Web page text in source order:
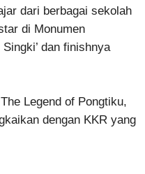
dari berbagai sekolah
di Monumen
dan finishnya
Legend of Pongtiku,
dengan KKR yang